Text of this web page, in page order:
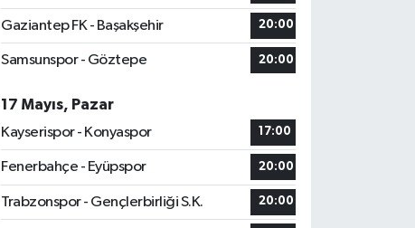
Gaziantep FK - Başakşehir 20:00
Samsunspor - Göztepe 20:00
17 Mayıs, Pazar
Kayserispor - Konyaspor
17:00
Fenerbahçe - Eyüpspor 20:00
Trabzonspor - Gençlerbirliği S.K. 20:00